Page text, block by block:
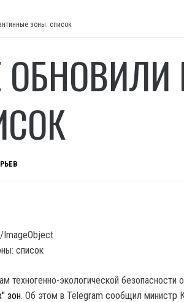
зоны: список
ImageObject
техногенно-экологической безопасности
зон. Об этом в Telegram сообщил министр